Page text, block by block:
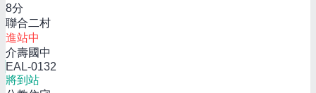
8分
聯合二村
進站中
介壽國中
EAL-0132
將到站